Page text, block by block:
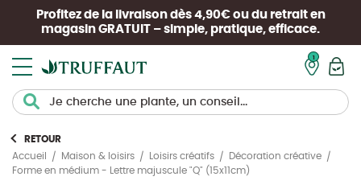
Profitez de la livraison dès 4,90€ ou du retrait en
magasin GRATUIT – simple, pratique, efficace.
RETOUR
Accueil
Maison & loisirs Loisirs créatifs
Décoration créative
Forme en médium - Lettre majuscule "Q" (15x11cm)